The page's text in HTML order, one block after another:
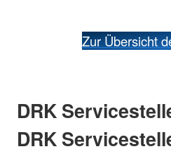
Zur Übersicht
DRK
DRK